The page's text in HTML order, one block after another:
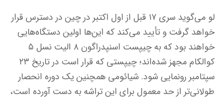
لو می‌گوید سری ۱۷ قبل از اول اکتبر در چین در دسترس قرار
خواهد گرفت و تأیید می‌کند که این‌ها اولین دستگاه‌هایی
خواهند بود که به چیپست اسنپدراگون ۸ الیت نسل ۵
کوالکام مجهز شده‌اند؛ چیپستی که قرار است در تاریخ ۲۳
سپتامبر رونمایی شود. شیائومی همچنین یک دوره انحصار
طولانی‌تر از حد معمول برای این تراشه به دست آورده است،